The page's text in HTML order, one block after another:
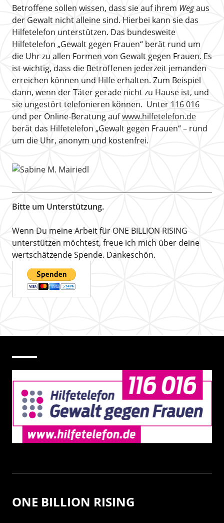
Betroffene sollen wissen, dass sie auf ihrem Wegaus
der Gewalt nicht alleine sind. Hierbei kann sie das
Hilfetelefon unterstützen. Das bundesweite
Hilfetelefon „Gewalt gegen Frauen“ berät rund um
die Uhr zu allen Formen von Gewalt gegen Frauen. Es
ist wichtig, dass die Betroffenen jederzeit jemanden
erreichen können und Hilfe erhalten. Zum Beispiel
dann, wenn der Täter gerade nicht zu Hause ist, und
sie ungestört telefonieren können. Unter 116 016
und per Online-Beratung aufwww.hilfetelefon.de
berät das Hilfetelefon „Gewalt gegen Frauen“ – rund
um die Uhr, anonym und kostenfrei.
Bitte um Unterstützung.
Wenn Du meine Arbeit für ONE BILLION RISING
unterstützen möchtest, freue ich mich über deine
wertschätzende Spende. Dankeschön.
ONE BILLION RISING